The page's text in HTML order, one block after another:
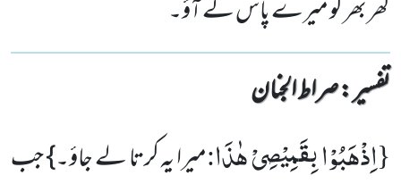
گھر بھر کو میرے پاس لے آؤ۔
تفسیر : ‎صراط الجنان
{اِذْهَبُوْا بِقَمِیْصِیْ هٰذَا:میرا یہ کرتا لے جاؤ۔} جب